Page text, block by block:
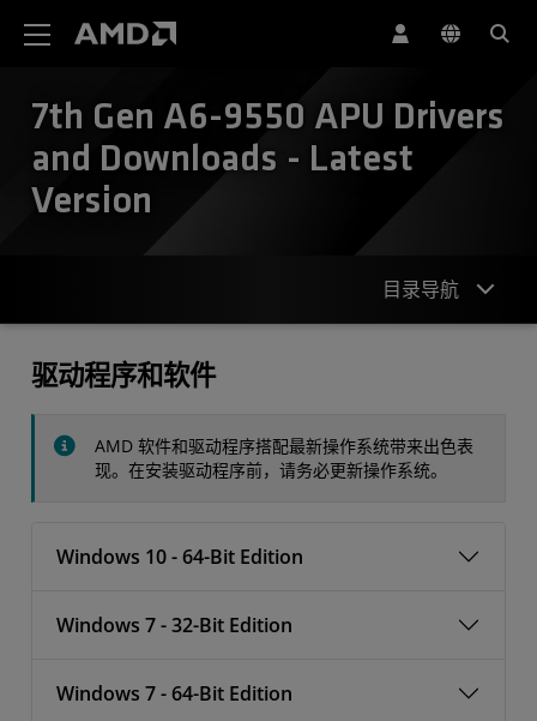
7th Gen A6-9550 APU Drivers
and Downloads - Latest
Version
目录导航
联系我们
驱动程序和软件
AMD 软件和驱动程序搭配最新操作系统带来出色表
现。在安装驱动程序前，请务必更新操作系统。
Windows 10 - 64-Bit Edition
Windows 7 - 32-Bit Edition
Windows 7 - 64-Bit Edition